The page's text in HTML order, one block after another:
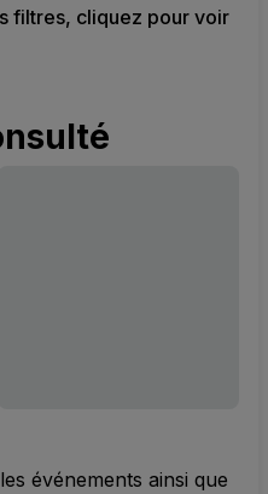
filtres, cliquez pour voir
événements ainsi que